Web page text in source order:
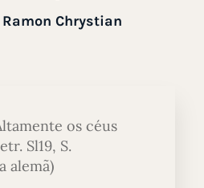
Chrystian
os céus
Sl19, S.
alemã)